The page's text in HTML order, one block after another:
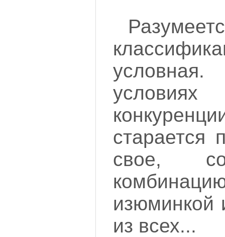
старается
свое,
изюминкой
из всех...